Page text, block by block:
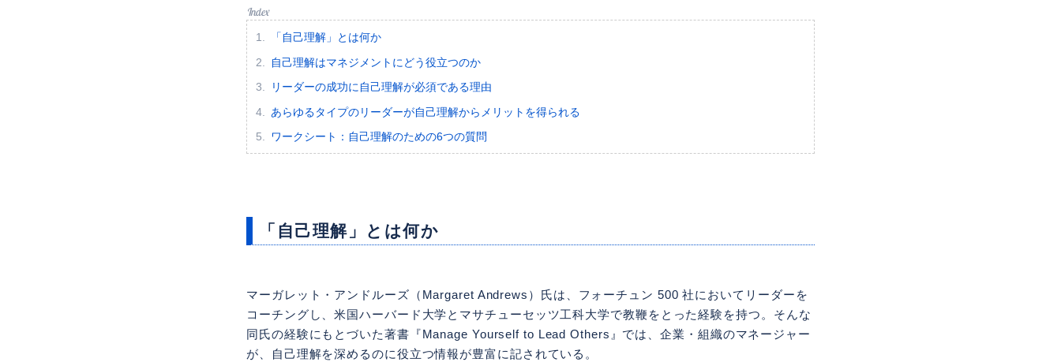
「自己理解」とは何か
自己理解はマネジメントにどう役立つのか
リーダーの成功に自己理解が必須である理由
あらゆるタイプのリーダーが自己理解からメリットを得られる
ワークシート：自己理解のための6つの質問
「自己理解」とは何か
マーガレット・アンドルーズ（Margaret Andrews）氏は、フォーチュン 500 社においてリーダーを
コーチングし、米国ハーバード大学とマサチューセッツ工科大学で教鞭をとった経験を持つ。そんな
同氏の経験にもとづいた著書『Manage Yourself to Lead Others』では、企業・組織のマネージャー
が、自己理解を深めるのに役立つ情報が豊富に記されている。